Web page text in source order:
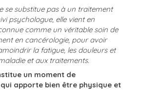
se substitue pas à un traitement
psychologue, elle vient en
comme un véritable soin de
en cancérologie, pour avoir
la fatigue, les douleurs et
et aux traitements.
un moment de
apporte bien être physique et